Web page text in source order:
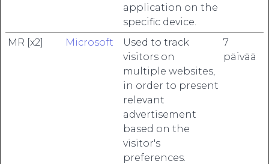
application on the
specific device.
MR [x2] Microsoft
Used to track
visitors on
multiple websites,
in order to present
relevant
advertisement
based on the
visitor's
preferences.
7
päivää